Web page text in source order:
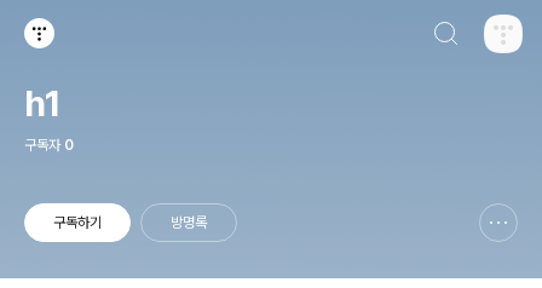
h1
구독자 0
구독하기 방명록